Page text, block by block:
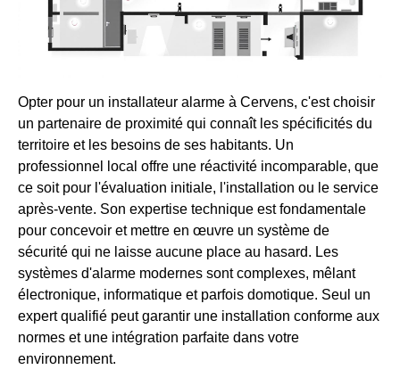
Opter pour un installateur alarme à Cervens, c'est choisir
un partenaire de proximité qui connaît les spécificités du
territoire et les besoins de ses habitants. Un
professionnel local offre une réactivité incomparable, que
ce soit pour l'évaluation initiale, l'installation ou le service
après-vente. Son expertise technique est fondamentale
pour concevoir et mettre en œuvre un système de
sécurité qui ne laisse aucune place au hasard. Les
systèmes d'alarme modernes sont complexes, mêlant
électronique, informatique et parfois domotique. Seul un
expert qualifié peut garantir une installation conforme aux
normes et une intégration parfaite dans votre
environnement.